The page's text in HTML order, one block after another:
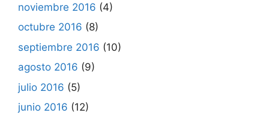
noviembre 2016 (4)
octubre 2016 (8)
septiembre 2016 (10)
agosto 2016 (9)
julio 2016 (5)
junio 2016 (12)